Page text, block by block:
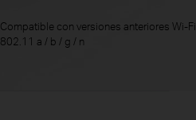
Compatible con versiones anteriores Wi-Fi
802.11 a / b / g / n